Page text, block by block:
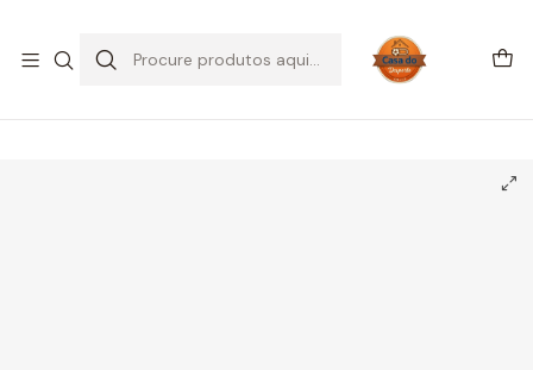
Início CHUTEIRAS
Chuteiras Campo | FG
Nike United Mercurial Vapor 16 Elite FG